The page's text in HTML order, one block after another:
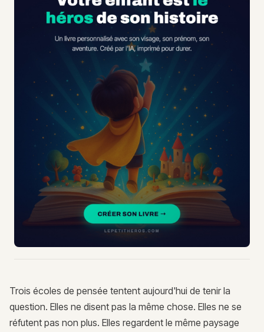
Trois écoles de pensée tentent aujourd'hui de tenir la
question. Elles ne disent pas la même chose. Elles ne se
réfutent pas non plus. Elles regardent le même paysage